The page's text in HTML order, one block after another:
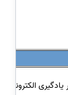
الکترونیکی 1389